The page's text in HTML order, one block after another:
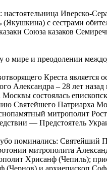
Иверско-
с сестрами
Союза казаков
о мире и преодолении
Креста является
Александра – 28 лет
состоялась
Святейшего Патриарха
митрополит
— Предстоятель
поминались:
митрополита
Хрисанф (Чепиль);
(Чернов) и архиепископ